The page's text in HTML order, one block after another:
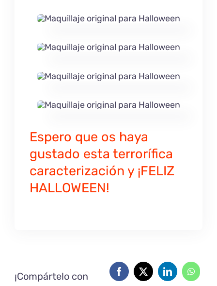
Espero que os haya
gustado esta terrorífica
caracterización y ¡FELIZ
HALLOWEEN!
¡Compártelo con